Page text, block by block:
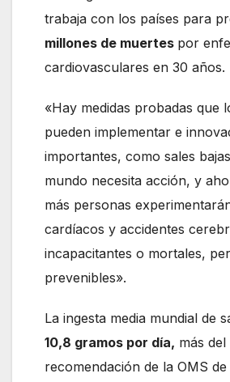
trabaja con los países para
millones de muertes por
cardiovasculares en 30 años.
«Hay medidas probadas que
pueden implementar e
importantes, como sales
mundo necesita acción, y
más personas
cardíacos y accidentes
incapacitantes o mortales,
prevenibles».
La ingesta media mundial de
10,8 gramos por día, más
recomendación de la OMS